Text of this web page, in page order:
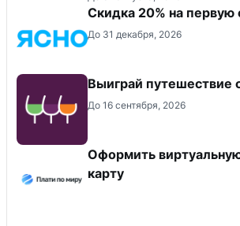
Скидка 20% на первую
До 31 декабря, 2026
Выиграй путешествие
До 16 сентября, 2026
Оформить
карту